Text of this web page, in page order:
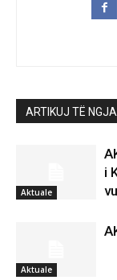
ARTIKUJ TË
Aktuale
i
Aktuale